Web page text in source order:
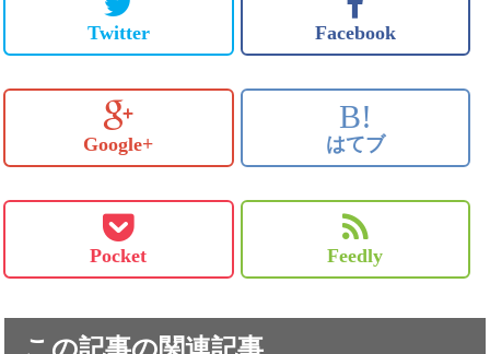
Twitter Facebook
Google+
B!
はてブ
Pocket Feedly
この記事の関連記事